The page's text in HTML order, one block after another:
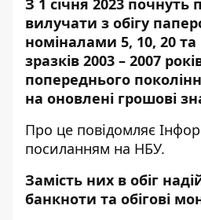
З 1 січня 2023 почнуть
вилучати з обігу
номіналами 5, 10, 20 та
зразків 2003 – 2007
попереднього
на оновлені грошові
Про це повідомляє
посиланням на НБУ.
Замість них в обіг
банкноти та обігові